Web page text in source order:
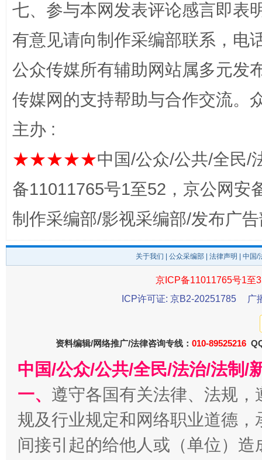
“蜀中异人”王建安的艺术幻境
完善运行机制助力责任有效落实 一纸欠
七、参与本网发表评论感言即表
有意见请向制作采编部联系，电
公众传媒所有辅助网站属多元发
传媒网的支持帮助与合作交流。
主办 :
★★★★★中国/公众/公共/全民/
备11011765号1至52，京公网安
制作采编部/影视采编部/发布广
关于我们 公众采编部 法律声明 | 中国
京ICP备11011765号1至
ICP许可证: 京B2-20251785
广
资料编辑/网络推广/法律咨询专线： 010-89525216
中国/公众/公共/全民/法治/法制/
一、 遵守各国有关法律、法规
规及行业规定和网络职业道德
间接引起的给他人或（单位）